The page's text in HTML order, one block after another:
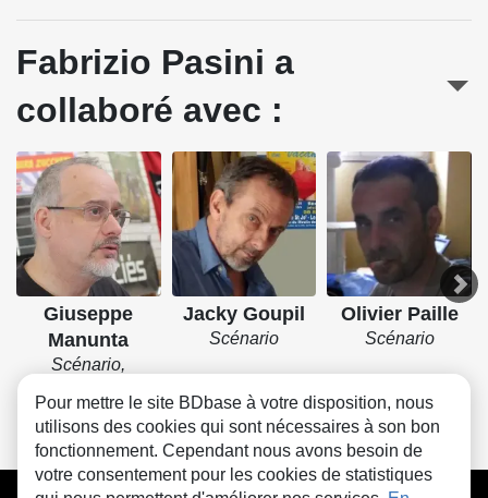
Fabrizio Pasini a
collaboré avec :
Giuseppe
Manunta
Scénario,
Jacky Goupil
Scénario
Olivier Paille
Scénario
CGU FAQ Contact Cookies
Pour mettre le site BDbase à votre disposition, nous
utilisons des cookies qui sont nécessaires à son bon
fonctionnement. Cependant nous avons besoin de
votre consentement pour les cookies de statistiques